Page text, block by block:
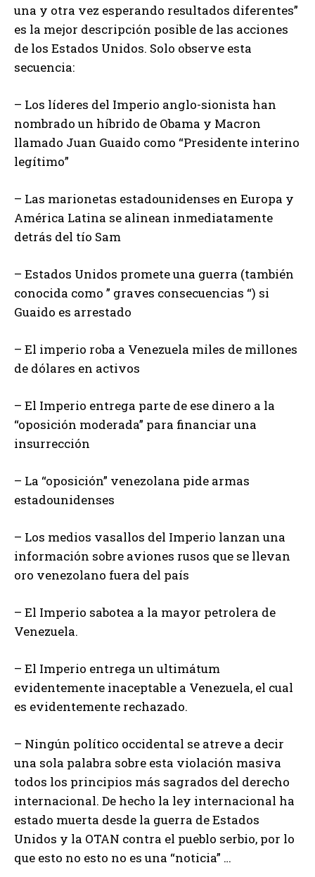
una y otra vez esperando resultados diferentes”
es la mejor descripción posible de las acciones
de los Estados Unidos. Solo observe esta
secuencia:
– Los líderes del Imperio anglo-sionista han
nombrado un híbrido de Obama y Macron
llamado Juan Guaido como “Presidente interino
legítimo”
– Las marionetas estadounidenses en Europa y
América Latina se alinean inmediatamente
detrás del tío Sam
– Estados Unidos promete una guerra (también
conocida como ” graves consecuencias “) si
Guaido es arrestado
– El imperio roba a Venezuela miles de millones
de dólares en activos
– El Imperio entrega parte de ese dinero a la
“oposición moderada” para financiar una
insurrección
– La “oposición” venezolana pide armas
estadounidenses
– Los medios vasallos del Imperio lanzan una
información sobre aviones rusos que se llevan
oro venezolano fuera del país
– El Imperio sabotea a la mayor petrolera de
Venezuela.
– El Imperio entrega un ultimátum
evidentemente inaceptable a Venezuela, el cual
es evidentemente rechazado.
– Ningún político occidental se atreve a decir
una sola palabra sobre esta violación masiva
todos los principios más sagrados del derecho
internacional. De hecho la ley internacional ha
estado muerta desde la guerra de Estados
Unidos y la OTAN contra el pueblo serbio, por lo
que esto no esto no es una “noticia” …